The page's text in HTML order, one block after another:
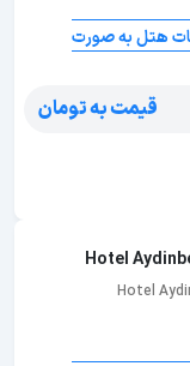
هتل به صورت
قیمت به تومان
Hotel
Hotel